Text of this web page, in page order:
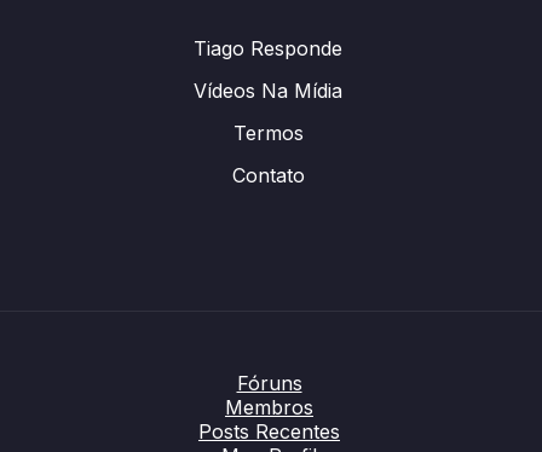
Tiago Responde
Vídeos Na Mídia
Termos
Contato
Fóruns
Membros
Posts Recentes